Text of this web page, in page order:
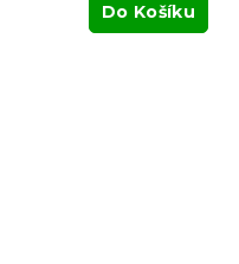
Do Košíku